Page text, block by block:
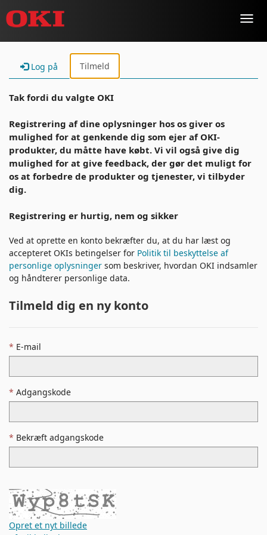
Log på Tilmeld
Tak fordi du valgte OKI
Registrering af dine oplysninger hos os giver os
mulighed for at genkende dig som ejer af OKI-
produkter, du måtte have købt. Vi vil også give dig
mulighed for at give feedback, der gør det muligt for
os at forbedre de produkter og tjenester, vi tilbyder
dig.
Registrering er hurtig, nem og sikker
Ved at oprette en konto bekræfter du, at du har læst og
accepteret OKIs betingelser for Politik til beskyttelse af
personlige oplysninger som beskriver, hvordan OKI indsamler
og håndterer personlige data.
Tilmeld dig en ny konto
E-mail
Adgangskode
Bekræft adgangskode
Opret et nyt billede